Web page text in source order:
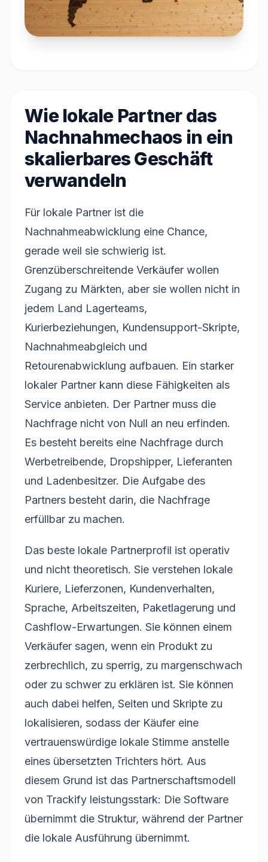
Wie lokale Partner das
Nachnahmechaos in ein
skalierbares Geschäft
verwandeln
Für lokale Partner ist die
Nachnahmeabwicklung eine Chance,
gerade weil sie schwierig ist.
Grenzüberschreitende Verkäufer wollen
Zugang zu Märkten, aber sie wollen nicht in
jedem Land Lagerteams,
Kurierbeziehungen, Kundensupport-Skripte,
Nachnahmeabgleich und
Retourenabwicklung aufbauen. Ein starker
lokaler Partner kann diese Fähigkeiten als
Service anbieten. Der Partner muss die
Nachfrage nicht von Null an neu erfinden.
Es besteht bereits eine Nachfrage durch
Werbetreibende, Dropshipper, Lieferanten
und Ladenbesitzer. Die Aufgabe des
Partners besteht darin, die Nachfrage
erfüllbar zu machen.
Das beste lokale Partnerprofil ist operativ
und nicht theoretisch. Sie verstehen lokale
Kuriere, Lieferzonen, Kundenverhalten,
Sprache, Arbeitszeiten, Paketlagerung und
Cashflow-Erwartungen. Sie können einem
Verkäufer sagen, wenn ein Produkt zu
zerbrechlich, zu sperrig, zu margenschwach
oder zu schwer zu erklären ist. Sie können
auch dabei helfen, Seiten und Skripte zu
lokalisieren, sodass der Käufer eine
vertrauenswürdige lokale Stimme anstelle
eines übersetzten Trichters hört. Aus
diesem Grund ist das Partnerschaftsmodell
von Trackify leistungsstark: Die Software
übernimmt die Struktur, während der Partner
die lokale Ausführung übernimmt.